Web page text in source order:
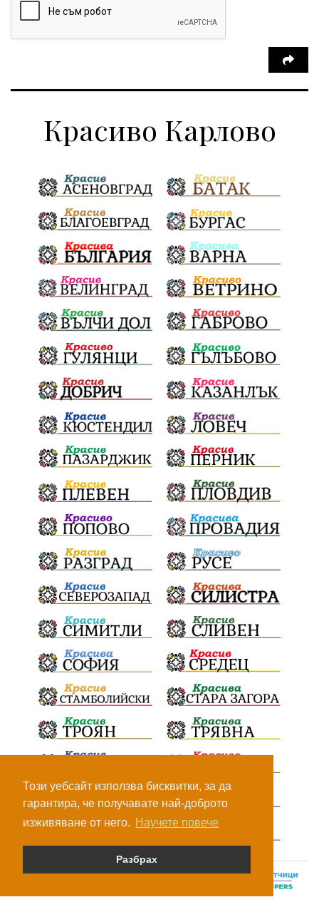
Този уебсайт използва бисквитки, за да
гарантира, че получавате най-доброто
изживяване от него. Научете повече
Разбрах
Красиво Карлово
© Всички права са запазени, 2026.